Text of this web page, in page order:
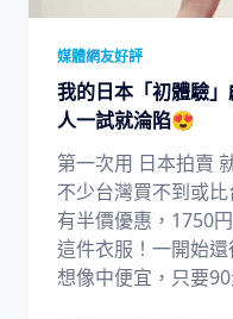
媒體網友好評
我的日本「初體驗
人一試就淪陷😍
第一次用 日本拍賣
不少台灣買不到或
有半價優惠，1750
這件衣服！一開始
想像中便宜，只要90